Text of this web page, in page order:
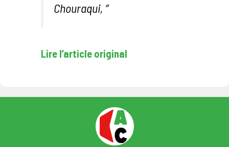
Chouraqui, ”
Lire l’article original